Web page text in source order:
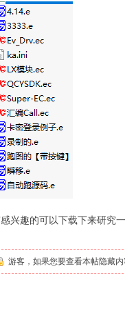
兴趣的可以下载下来研究
游客，如果您要查看本帖隐藏